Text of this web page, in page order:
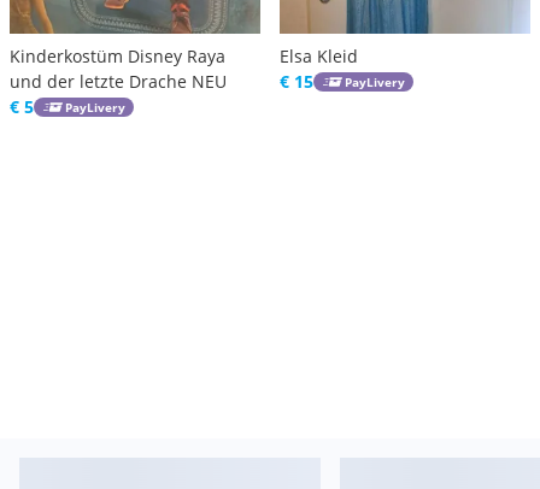
Kinderkostüm Disney Raya
und der letzte Drache NEU
€ 5
PayLivery
Elsa Kleid
€ 15
PayLivery